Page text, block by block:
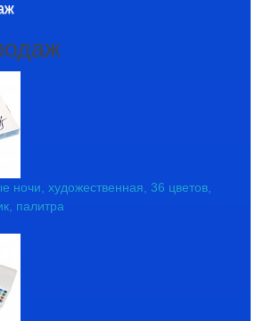
ночи, художественная, 36 цветов,
палитра